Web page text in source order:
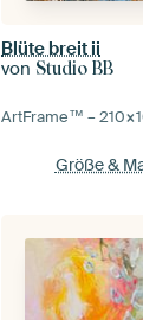
Blüte breit ii
von Studio BB
ArtFrame™ –
Größe &